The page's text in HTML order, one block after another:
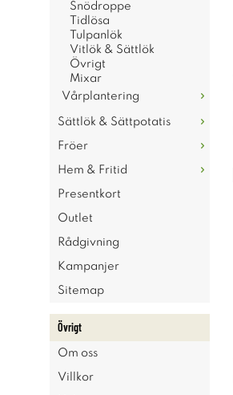
Snödroppe
Tidlösa
Tulpanlök
Vitlök & Sättlök
Övrigt
Mixar
Vårplantering
Sättlök & Sättpotatis
Fröer
Hem & Fritid
Presentkort
Outlet
Rådgivning
Kampanjer
Sitemap
Övrigt
Om oss
Villkor